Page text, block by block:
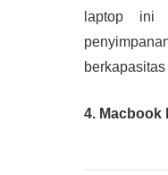
laptop ini
berkapasitas
4. Macbook